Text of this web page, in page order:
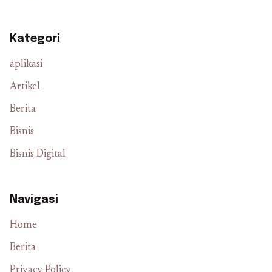
Kategori
aplikasi
Artikel
Berita
Bisnis
Bisnis Digital
Navigasi
Home
Berita